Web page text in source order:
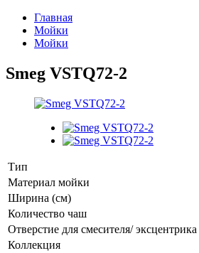
Главная
Мойки
Мойки
Smeg VSTQ72-2
Тип
Материал мойки
Ширина (см)
Количество чаш
Отверстие для смесителя/ эксцентрика
Коллекция